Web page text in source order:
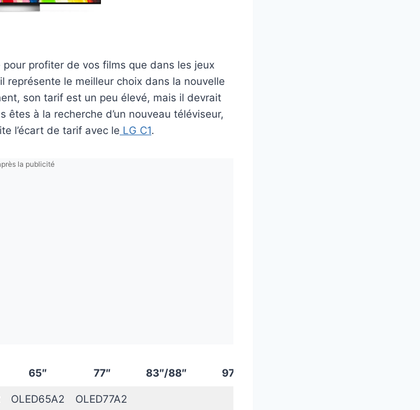
pour profiter de vos films que dans les jeux
représente le meilleur choix dans la nouvelle
son tarif est un peu élevé, mais il devrait
êtes à la recherche d’un nouveau téléviseur,
l’écart de tarif avec le LG C1.
la publicité
65″ 77″ 83″/88″ 97″
OLED65A2 OLED77A2